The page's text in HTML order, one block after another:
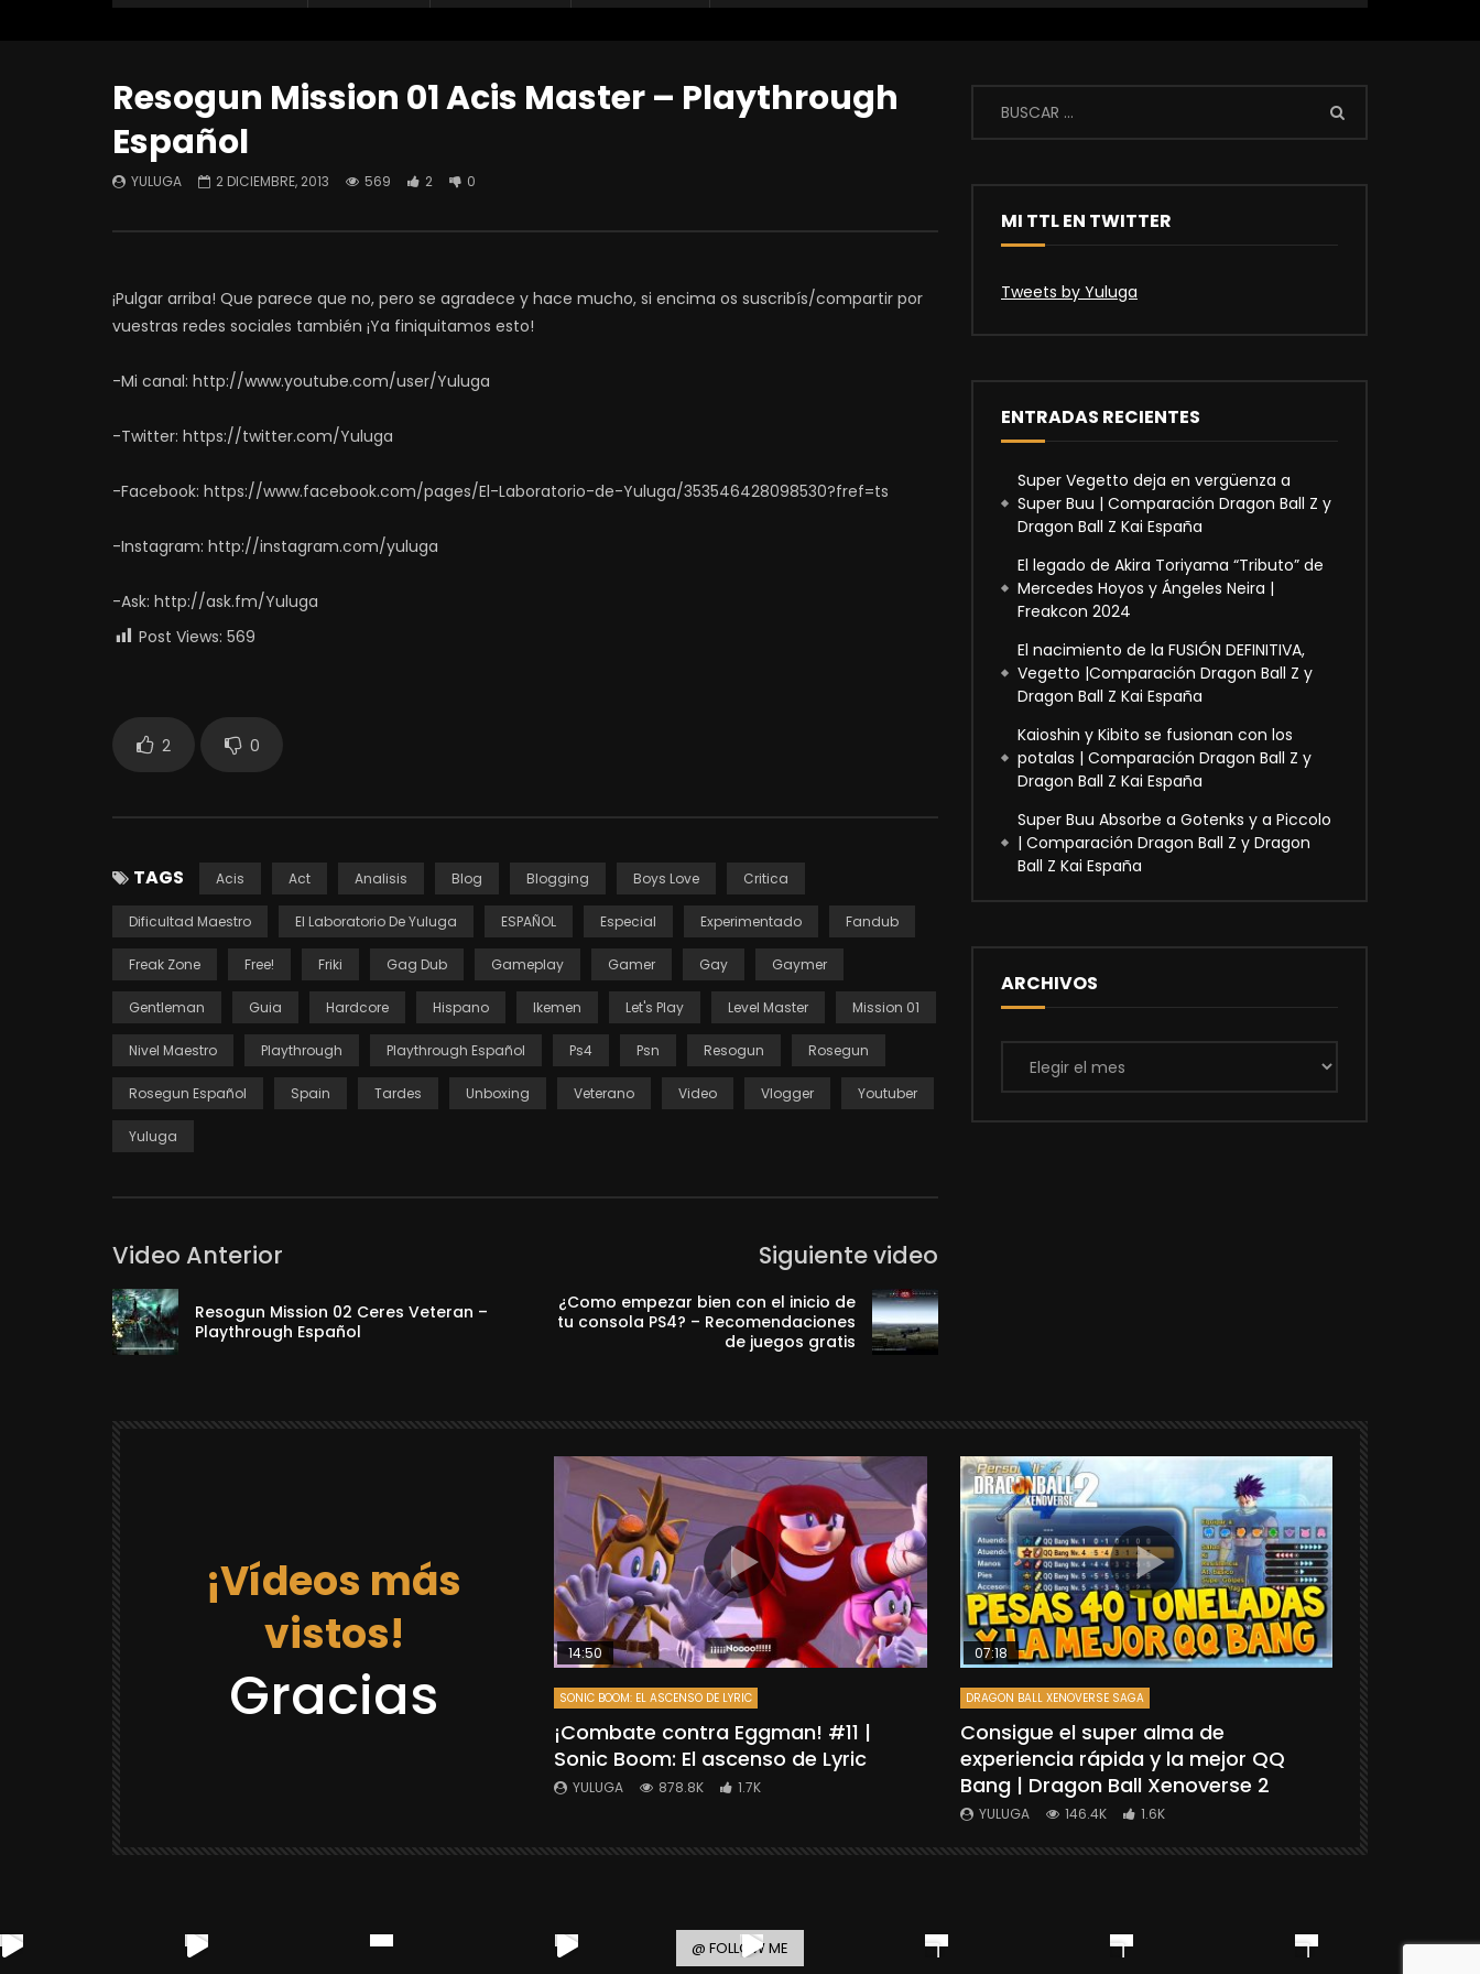
Resogun Mission 01 Acis Master – Playthrough
Español
YULUGA 2 DICIEMBRE, 2013 569 2 0
¡Pulgar arriba! Que parece que no, pero se agradece y hace mucho, si encima os suscribís/compartir por
vuestras redes sociales también ¡Ya finiquitamos esto!
-Mi canal: http://www.youtube.com/user/Yuluga
-Twitter: https://twitter.com/Yuluga
-Facebook: https://www.facebook.com/pages/El-Laboratorio-de-Yuluga/353546428098530?fref=ts
-Instagram: http://instagram.com/yuluga
-Ask: http://ask.fm/Yuluga
Post Views: 569
2 0
TAGS Acis Act Analisis Blog Blogging Boys Love Critica
Dificultad Maestro El Laboratorio De Yuluga ESPAÑOL Especial Experimentado Fandub
Freak Zone Free! Friki Gag Dub Gameplay Gamer Gay Gaymer
Gentleman Guia Hardcore Hispano Ikemen Let's Play Level Master Mission 01
Nivel Maestro Playthrough Playthrough Español Ps4 Psn Resogun Rosegun
Rosegun Español Spain Tardes Unboxing Veterano Video Vlogger Youtuber
Yuluga
Video Anterior
Resogun Mission 02 Ceres Veteran –
Playthrough Español
Siguiente video
¿Como empezar bien con el inicio de
tu consola PS4? – Recomendaciones
de juegos gratis
MI TTL EN TWITTER
Tweets by Yuluga
ENTRADAS RECIENTES
Super Vegetto deja en vergüenza a
Super Buu | Comparación Dragon Ball Z y
Dragon Ball Z Kai España
El legado de Akira Toriyama “Tributo” de
Mercedes Hoyos y Ángeles Neira |
Freakcon 2024
El nacimiento de la FUSIÓN DEFINITIVA,
Vegetto |Comparación Dragon Ball Z y
Dragon Ball Z Kai España
Kaioshin y Kibito se fusionan con los
potalas | Comparación Dragon Ball Z y
Dragon Ball Z Kai España
Super Buu Absorbe a Gotenks y a Piccolo
| Comparación Dragon Ball Z y Dragon
Ball Z Kai España
ARCHIVOS
Archivos
¡Vídeos más
vistos!
Gracias
DRAGON BALL REACCIONES
14:50
SONIC BOOM: EL ASCENSO DE LYRIC
¡Combate contra Eggman! #11 |
Sonic Boom: El ascenso de Lyric
YULUGA 878.8K 1.7K
07:18
DRAGON BALL XENOVERSE SAGA
Consigue el super alma de
experiencia rápida y la mejor QQ
Bang | Dragon Ball Xenoverse 2
YULUGA 146.4K 1.6K
[TUTORIAL]
“GOKU
BALL
@ FOLLOW ME